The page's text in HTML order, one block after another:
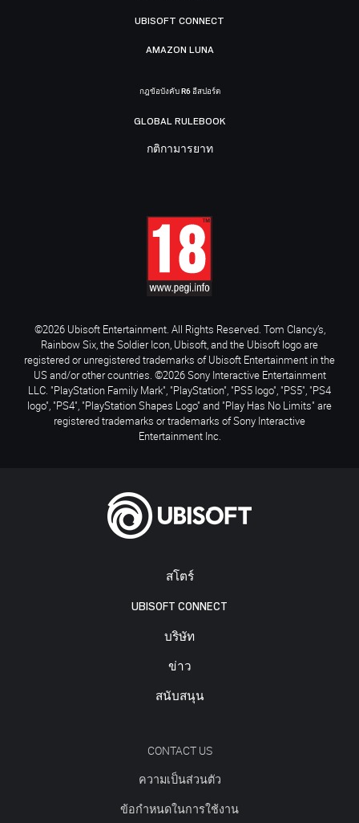
สโตร์
UBISOFT CONNECT
บริษัท
ข่าว
สนับสนุน
CONTACT US
ความเป็นส่วนตัว
ข้อกำหนดในการใช้งาน
UBISOFT CONNECT
AMAZON LUNA
กฎข้อบังคับ R6 อีสปอร์ต
GLOBAL RULEBOOK
กติกามารยาท
©2026 Ubisoft Entertainment. All Rights Reserved. Tom Clancy’s,
Rainbow Six, the Soldier Icon, Ubisoft, and the Ubisoft logo are
registered or unregistered trademarks of Ubisoft Entertainment in the
US and/or other countries. ©2026 Sony Interactive Entertainment
LLC. "PlayStation Family Mark", "PlayStation", "PS5 logo", "PS5", "PS4
logo", "PS4", "PlayStation Shapes Logo" and "Play Has No Limits" are
registered trademarks or trademarks of Sony Interactive
Entertainment Inc.